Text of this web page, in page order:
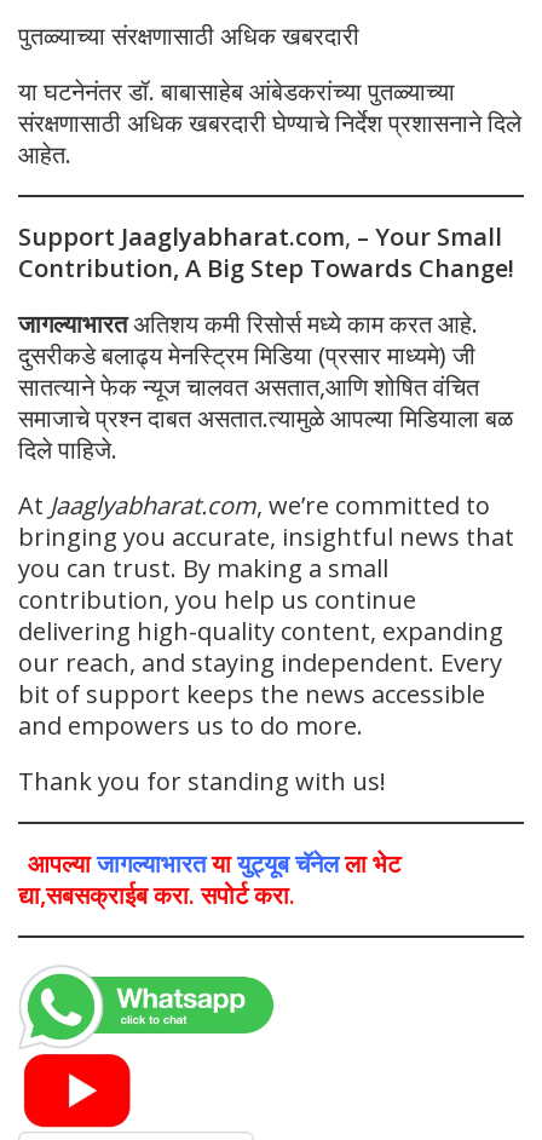
पुतळ्याच्या संरक्षणासाठी अधिक खबरदारी
या घटनेनंतर डॉ. बाबासाहेब आंबेडकरांच्या पुतळ्याच्या
संरक्षणासाठी अधिक खबरदारी घेण्याचे निर्देश प्रशासनाने दिले
आहेत.
Support Jaaglyabharat.com, – Your Small
Contribution, A Big Step Towards Change!
जागल्याभारतअतिशय कमी रिसोर्स मध्ये काम करत आहे.
दुसरीकडे बलाढ्य मेनस्ट्रिम मिडिया (प्रसार माध्यमे) जी
सातत्याने फेक न्यूज चालवत असतात,आणि शोषित वंचित
समाजाचे प्रश्न दाबत असतात.त्यामुळे आपल्या मिडियाला बळ
दिले पाहिजे.
At Jaaglyabharat.com, we’re committed to
bringing you accurate, insightful news that
you can trust. By making a small
contribution, you help us continue
delivering high-quality content, expanding
our reach, and staying independent. Every
bit of support keeps the news accessible
and empowers us to do more.
Thank you for standing with us!
आपल्याजागल्याभारतयायुट्यूब चॅनेलला भेट
द्या,सबसक्राईब करा. सपोर्ट करा.